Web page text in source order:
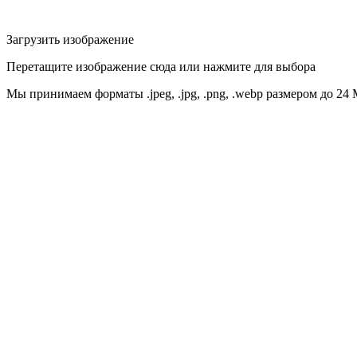
Загрузить изображение
Перетащите изображение сюда или нажмите для выбора
Мы принимаем форматы .jpeg, .jpg, .png, .webp размером до 24